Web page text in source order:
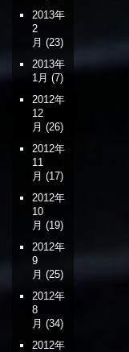
2013年
2
月 (23)
2013年
1月 (7)
2012年
12
月 (26)
2012年
11
月 (17)
2012年
10
月 (19)
2012年
9
月 (25)
2012年
8
月 (34)
2012年